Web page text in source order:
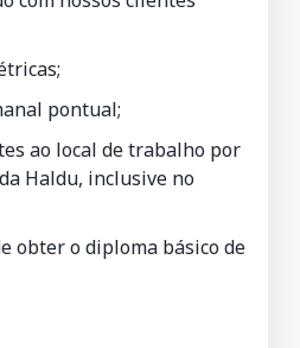
pontual;
ao local de trabalho por
Haldu, inclusive no
obter o diploma básico de